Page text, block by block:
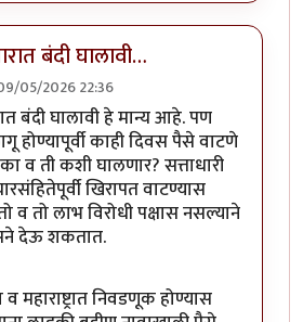
बंदी घालावी…
05/2026 22:36
केजरीवालbyचंद्रसूर्यकुमार
बंदी घालावी हे मान्य आहे. पण
होण्यापूर्वी काही दिवस पैसे वाटणे
व ती कशी घालणार? सत्ताधारी
खिरापत वाटण्यास
व तो लाभ विरोधी पक्षास नसल्याने
देऊ शकतात.
व महाराष्ट्रात निवडणूक होण्यास